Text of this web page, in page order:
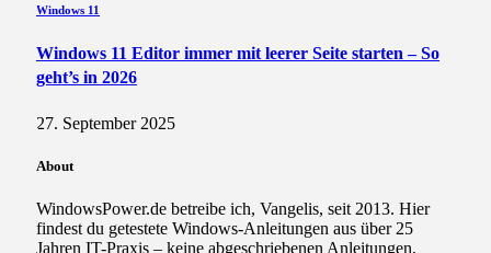
Windows 11
Windows 11 Editor immer mit leerer Seite starten – So
geht’s in 2026
27. September 2025
About
WindowsPower.de betreibe ich, Vangelis, seit 2013. Hier
findest du getestete Windows-Anleitungen aus über 25
Jahren IT-Praxis – keine abgeschriebenen Anleitungen,